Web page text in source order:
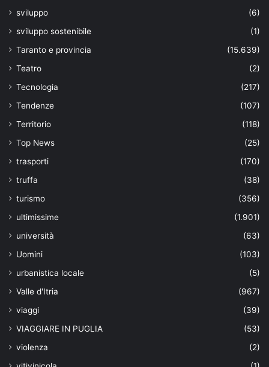
sviluppo
(6)
sviluppo sostenibile
(1)
Taranto e provincia
(15.639)
Teatro
(2)
Tecnologia
(217)
Tendenze
(107)
Territorio
(118)
Top News
(25)
trasporti
(170)
truffa
(38)
turismo
(356)
ultimissime
(1.901)
università
(63)
Uomini
(103)
urbanistica locale
(5)
Valle d'Itria
(967)
viaggi
(39)
VIAGGIARE IN PUGLIA
(53)
violenza
(2)